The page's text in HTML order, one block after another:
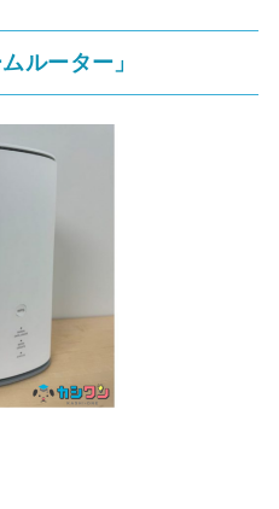
ルーター」